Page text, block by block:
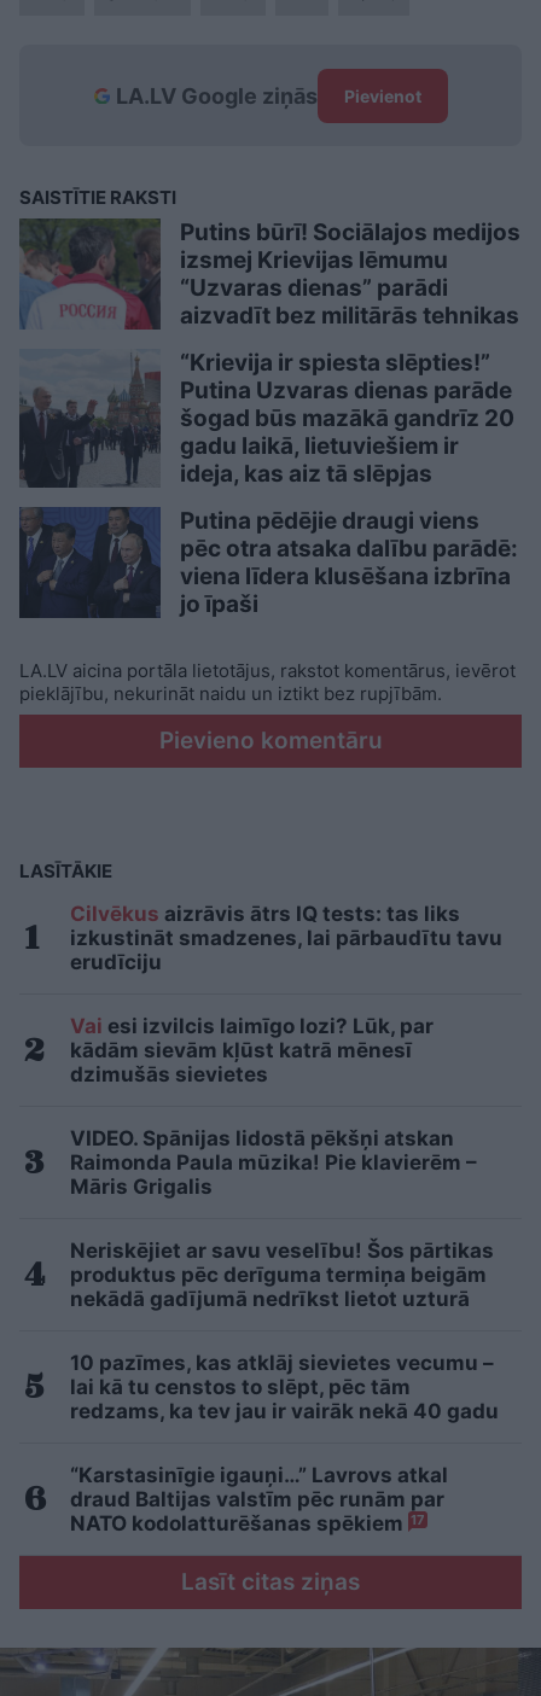
LA.LV Google ziņās Pievienot
SAISTĪTIE RAKSTI
Putins būrī! Sociālajos medijos
izsmej Krievijas lēmumu
“Uzvaras dienas” parādi
aizvadīt bez militārās tehnikas
“Krievija ir spiesta slēpties!”
Putina Uzvaras dienas parāde
šogad būs mazākā gandrīz 20
gadu laikā, lietuviešiem ir
ideja, kas aiz tā slēpjas
Putina pēdējie draugi viens
pēc otra atsaka dalību parādē:
viena līdera klusēšana izbrīna
jo īpaši
LA.LV aicina portāla lietotājus, rakstot komentārus, ievērot
pieklājību, nekurināt naidu un iztikt bez rupjībām.
Pievieno komentāru
LASĪTĀKIE
Cilvēkus aizrāvis ātrs IQ tests: tas liks
izkustināt smadzenes, lai pārbaudītu tavu
erudīciju
Vai esi izvilcis laimīgo lozi? Lūk, par
kādām sievām kļūst katrā mēnesī
dzimušās sievietes
VIDEO. Spānijas lidostā pēkšņi atskan
Raimonda Paula mūzika! Pie klavierēm –
Māris Grigalis
Neriskējiet ar savu veselību! Šos pārtikas
produktus pēc derīguma termiņa beigām
nekādā gadījumā nedrīkst lietot uzturā
10 pazīmes, kas atklāj sievietes vecumu –
lai kā tu censtos to slēpt, pēc tām
redzams, ka tev jau ir vairāk nekā 40 gadu
“Karstasinīgie igauņi…” Lavrovs atkal
draud Baltijas valstīm pēc runām par
NATO kodolatturēšanas spēkiem 17
Lasīt citas ziņas